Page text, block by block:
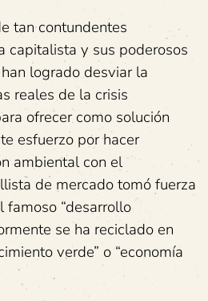
tan contundentes
capitalista y sus poderosos
logrado desviar la
reales de la crisis
ofrecer como solución
esfuerzo por hacer
ambiental con el
de mercado tomó fuerza
famoso “desarrollo
se ha reciclado en
verde” o “economía